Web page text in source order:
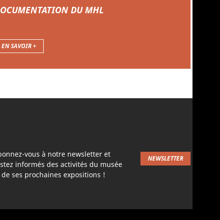
DU MHL
EN SAVOIR +
vous à notre newsletter et
informés des activités du musée
ses prochaines expositions !
NEWSLETTER